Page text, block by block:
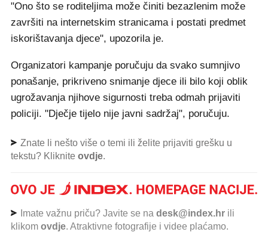
"Ono što se roditeljima može činiti bezazlenim može
završiti na internetskim stranicama i postati predmet
iskorištavanja djece", upozorila je.
Organizatori kampanje poručuju da svako sumnjivo
ponašanje, prikriveno snimanje djece ili bilo koji oblik
ugrožavanja njihove sigurnosti treba odmah prijaviti
policiji. "Dječje tijelo nije javni sadržaj", poručuju.
Znate li nešto više o temi ili želite prijaviti grešku u
tekstu? Kliknite ovdje.
Imate važnu priču? Javite se na desk@index.hr ili
klikom ovdje. Atraktivne fotografije i videe plaćamo.